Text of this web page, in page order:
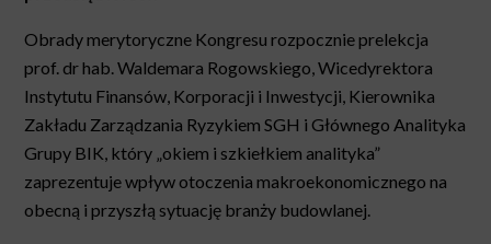
Obrady merytoryczne Kongresu rozpocznie prelekcja
prof. dr hab. Waldemara Rogowskiego, Wicedyrektora
Instytutu Finansów, Korporacji i Inwestycji, Kierownika
Zakładu Zarządzania Ryzykiem SGH i Głównego Analityka
Grupy BIK, który „okiem i szkiełkiem analityka”
zaprezentuje wpływ otoczenia makroekonomicznego na
obecną i przyszłą sytuację branży budowlanej.